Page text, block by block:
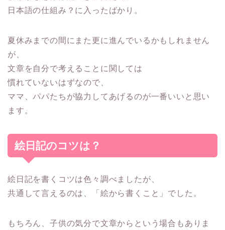
日本語の仕組み？に入ったばかり。
夏休みまでの間にまた更に進んでいるかもしれません
が、
文章を自分で考えることに関しては
慣れていないはずなので、
ママ、パパたちが協力してあげるのが一番いいと思い
ます。
絵日記のコツは？
絵日記を書くコツは色々調べましたが、
共通して言えるのは、
「絵から書くこと」 でした。
もちろん、子供の気分で文章からという場合もありま